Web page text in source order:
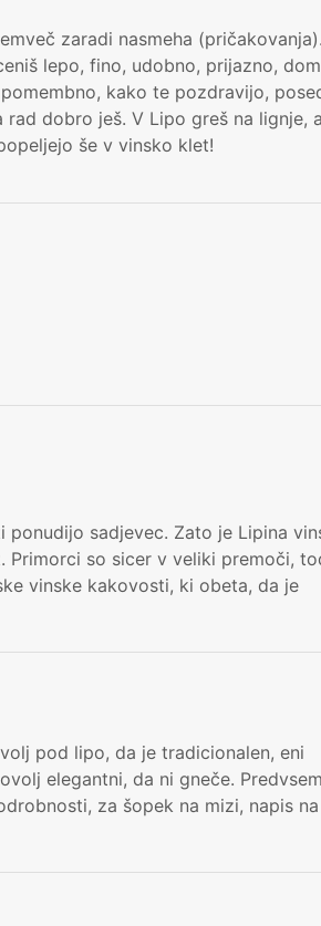
zaradi nasmeha
lepo, fino, udobno, prijazno,
kako te pozdravijo,
dobro ješ. V Lipo greš na lignje,
še v vinsko klet!
sadjevec. Zato je Lipina
so sicer v veliki premoči,
vinske kakovosti, ki obeta, da je
pod lipo, da je tradicionalen, eni
elegantni, da ni gneče.
za šopek na mizi, napis